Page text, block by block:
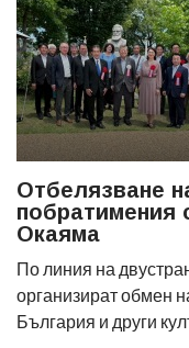
Отбелязване
побратимения
Окаяма
По линия на
организират обмен
България и други